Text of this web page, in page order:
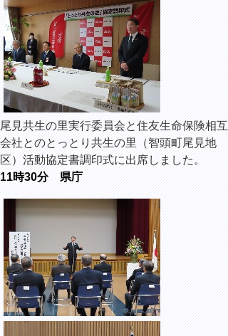
尾見共生の里実行委員会と住友生命保険相互
会社とのとっとり共生の里（智頭町尾見地
区）活動協定書調印式に出席しました。
11時30分 県庁